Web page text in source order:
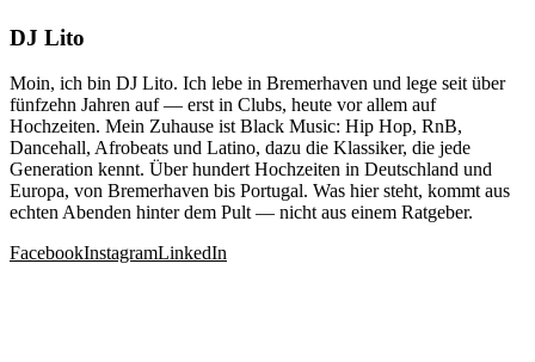
DJ Lito
Moin, ich bin DJ Lito. Ich lebe in Bremerhaven und lege seit über
fünfzehn Jahren auf — erst in Clubs, heute vor allem auf
Hochzeiten. Mein Zuhause ist Black Music: Hip Hop, RnB,
Dancehall, Afrobeats und Latino, dazu die Klassiker, die jede
Generation kennt. Über hundert Hochzeiten in Deutschland und
Europa, von Bremerhaven bis Portugal. Was hier steht, kommt aus
echten Abenden hinter dem Pult — nicht aus einem Ratgeber.
FacebookInstagramLinkedIn